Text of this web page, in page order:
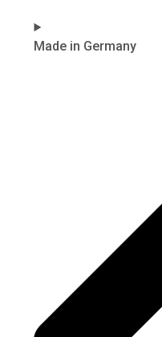
Made in Germany